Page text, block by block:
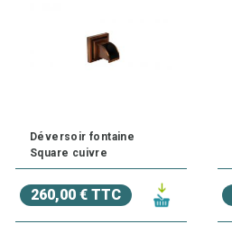
Déversoir fontaine
Square cuivre
260,00 € TTC